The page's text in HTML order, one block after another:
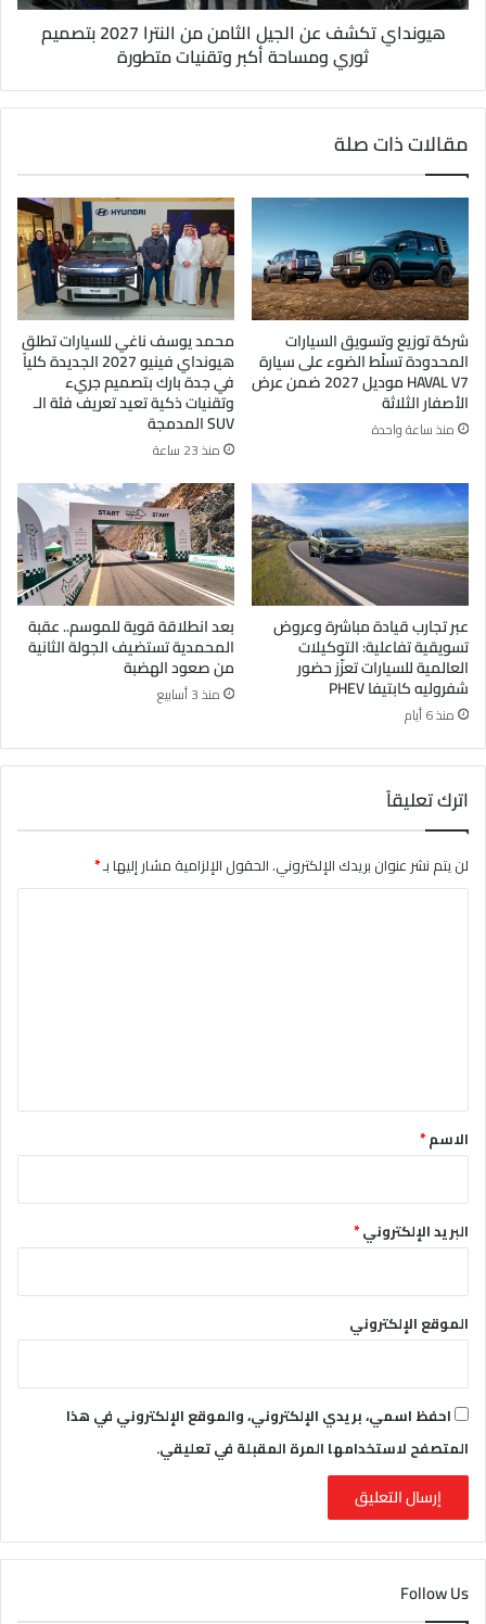
هيونداي تكشف عن الجيل الثامن من النترا 2027 بتصميم
ثوري ومساحة أكبر وتقنيات متطورة
مقالات ذات صلة
شركة توزيع وتسويق السيارات
المحدودة تسلّط الضوء على سيارة
HAVAL V7 موديل 2027 ضمن عرض
الأصفار الثلاثة
منذ ساعة واحدة
محمد يوسف ناغي للسيارات تطلق
هيونداي فينيو 2027 الجديدة كلياً
في جدة بارك بتصميم جريء
وتقنيات ذكية تعيد تعريف فئة الـ
SUV المدمجة
منذ 23 ساعة
عبر تجارب قيادة مباشرة وعروض
تسويقية تفاعلية: التوكيلات
العالمية للسيارات تعزّز حضور
شفروليه كابتيفا PHEV
منذ 6 أيام
بعد انطلاقة قوية للموسم.. عقبة
المحمدية تستضيف الجولة الثانية
من صعود الهضبة
منذ 3 أسابيع
اترك تعليقاً
لن يتم نشر عنوان بريدك الإلكتروني.الحقول الإلزامية مشار إليها بـ*
*الاسم*
البريد الإلكتروني*
الموقع الإلكتروني
احفظ اسمي، بريدي الإلكتروني، والموقع الإلكتروني في هذا
المتصفح لاستخدامها المرة المقبلة في تعليقي.
Follow Us